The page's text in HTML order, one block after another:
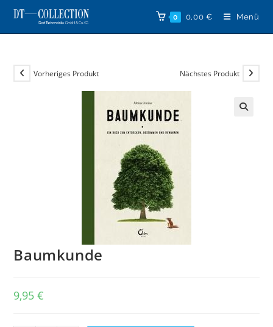
Zum
Inhalt
springen
0 0,00 € Menü
Vorheriges Produkt Nächstes Produkt
Baumkunde
9,95€